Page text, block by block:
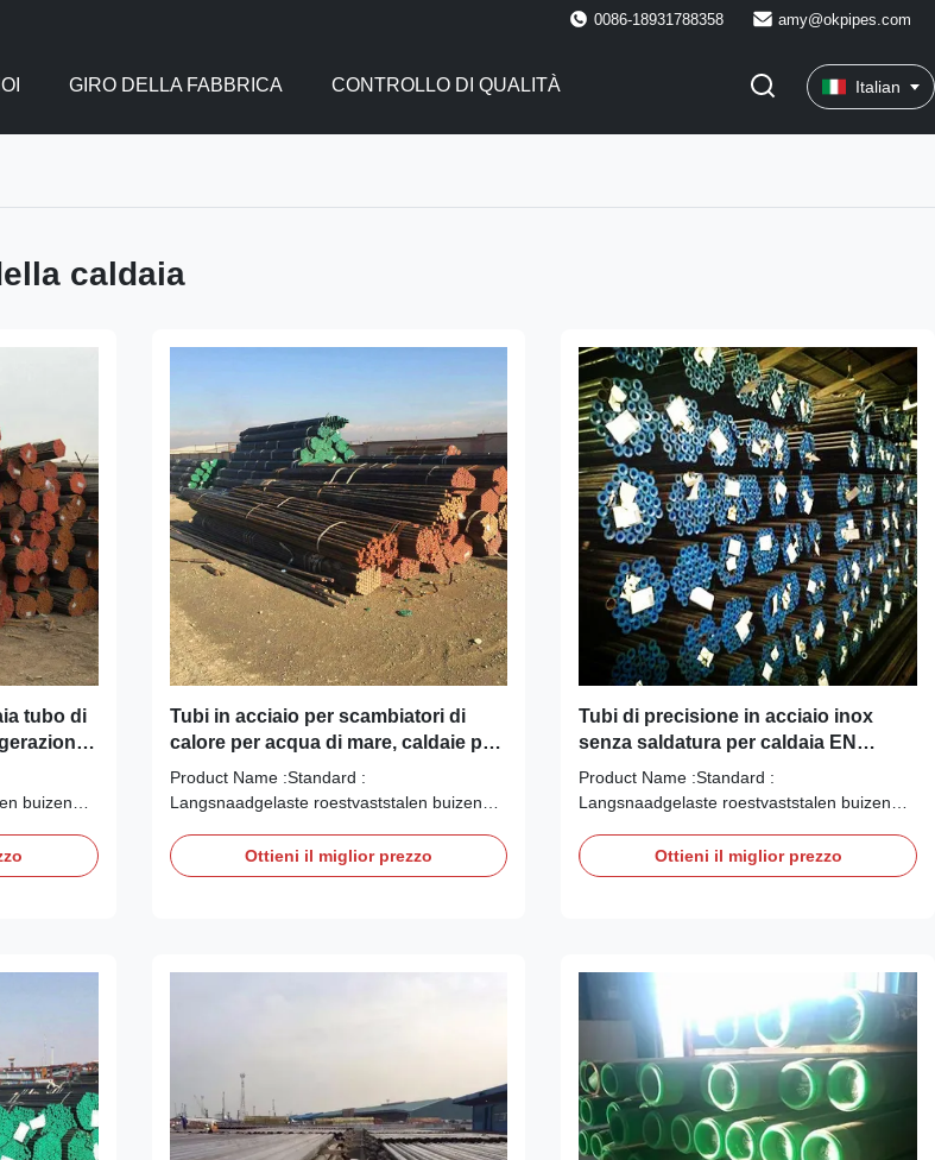
0086-18931788358 amy@okpipes.com
GIRO DELLA FABBRICA CONTROLLO DI QUALITÀ Italian
caldaia
tubo di
buizen
3.1B
dairy-
Tubi in acciaio per scambiatori di
calore per acqua di mare, caldaie per
l'industria di processo, resistenti al
calore
Product Name :Standard :
Langsnaadgelaste roestvaststalen buizen
Keuringsrapport volgens EN 10204/3.1B
Longitudinally welded stainless steel dairy-
Ottieni il miglior prezzo
Tubi di precisione in acciaio inox
senza saldatura per caldaia EN
10305-3 S2 S3 S4 Tubi Tondi
Product Name :Standard :
Langsnaadgelaste roestvaststalen buizen
Keuringsrapport volgens EN 10204/3.1B
Longitudinally welded stainless steel dairy-
Ottieni il miglior prezzo